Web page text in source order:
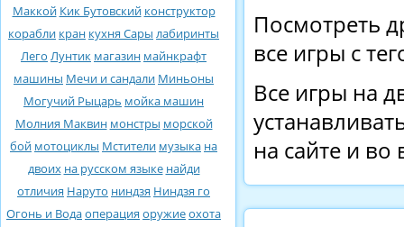
Маккой Кик Бутовский конструктор
корабли кран кухня Сары лабиринты
Лего Лунтик магазин майнкрафт
машины Мечи и сандали Миньоны
Могучий Рыцарь мойка машин
Молния Маквин монстры морской
бой мотоциклы Мстители музыка на
двоих на русском языке найди
отличия Наруто ниндзя Ниндзя го
Огонь и Водаоперация оружиеохота
Посмотреть
все игры с
Все игры на
на сайте и